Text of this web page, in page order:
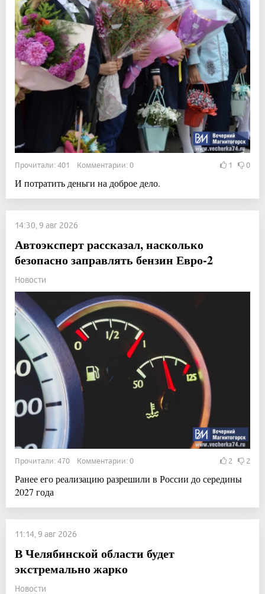
Прочитали: 401 Комментарии: 0 1 0
И потратить деньги на доброе дело.
14:30, 9 авг 2026
Автоэксперт рассказал, насколько
безопасно заправлять бензин Евро-2
Новости
Прочитали: 470 Комментарии: 0 2 2
Ранее его реализацию разрешили в России до середины
2027 года
11:14, 9 авг 2026
В Челябинской области будет
экстремально жарко
Новости